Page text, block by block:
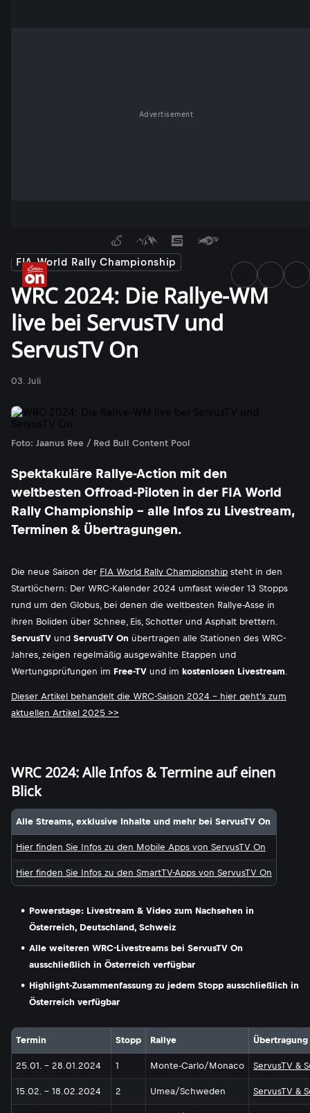
Advertisement
FIA World Rally Championship
WRC 2024: Die Rallye-WM
live bei ServusTV und
ServusTV On
03. Juli
Foto: Jaanus Ree / Red Bull Content Pool
Spektakuläre Rallye-Action mit den
weltbesten Offroad-Piloten in der FIA World
Rally Championship - alle Infos zu Livestream,
Terminen & Übertragungen.
Die neue Saison der FIA World Rally Championship steht in den
Startlöchern: Der WRC-Kalender 2024 umfasst wieder 13 Stopps
rund um den Globus, bei denen die weltbesten Rallye-Asse in
ihren Boliden über Schnee, Eis, Schotter und Asphalt brettern.
ServusTV und ServusTV On übertragen alle Stationen des WRC-
Jahres, zeigen regelmäßig ausgewählte Etappen und
Wertungsprüfungen im Free-TV und im kostenlosen Livestream.
Dieser Artikel behandelt die WRC-Saison 2024 - hier geht's zum
aktuellen Artikel 2025 >>
WRC 2024: Alle Infos & Termine auf einen
Blick
Alle Streams, exklusive Inhalte und mehr bei ServusTV On
Hier finden Sie Infos zu den Mobile Apps von ServusTV On
Hier finden Sie Infos zu den SmartTV-Apps von ServusTV On
Powerstage: Livestream & Video zum Nachsehen in
Österreich, Deutschland, Schweiz
Alle weiteren WRC-Livestreams bei ServusTV On
ausschließlich in Österreich verfügbar
Highlight-Zusammenfassung zu jedem Stopp ausschließlich in
Österreich verfügbar
Termin Stopp Rallye Übertragung
25.01. - 28.01.2024 1 Monte-Carlo/Monaco ServusTV &
15.02. - 18.02.2024 2 Umea/Schweden ServusTV &